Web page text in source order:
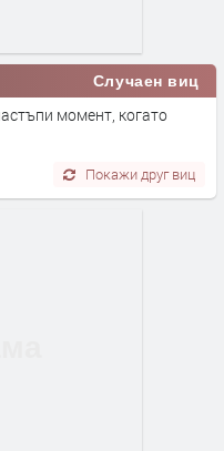
Случаен виц
момент, когато
Покажи друг виц